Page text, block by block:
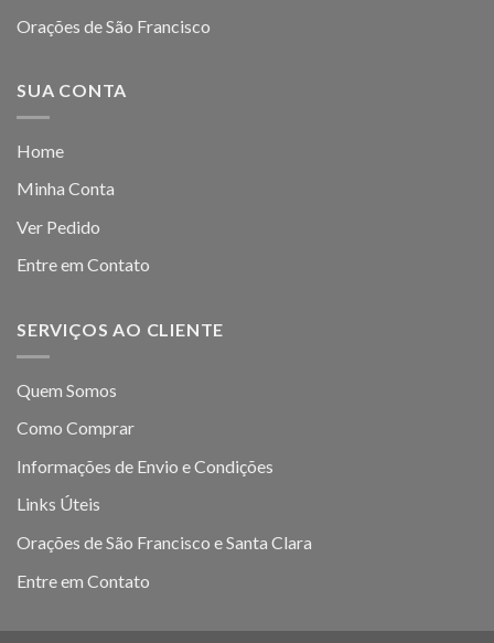
Orações de São Francisco
SUA CONTA
Home
Minha Conta
Ver Pedido
Entre em Contato
SERVIÇOS AO CLIENTE
Quem Somos
Como Comprar
Informações de Envio e Condições
Links Úteis
Orações de São Francisco e Santa Clara
Entre em Contato